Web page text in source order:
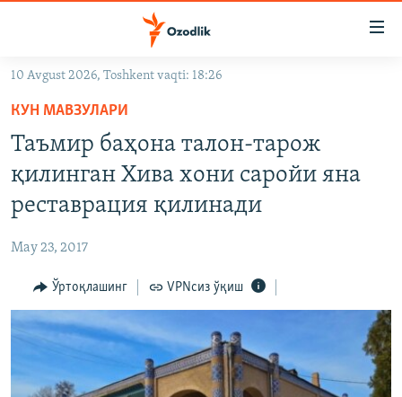
Асосий
навигацияга
ўтинг
Қидиришга
ўтинг
OZODARXIV
На русском
ИЖТИМОИЙ ТАРМОҚЛАР
Озодлик бошқа тилларда
10 Avgust 2026, Toshkent vaqti: 18:26
КУН МАВЗУЛАРИ
Таъмир баҳона тaлон-тарож
қилинган Хива хони саройи яна
реставрация қилинади
May 23, 2017
Ўртоқлашинг VPNсиз ўқиш